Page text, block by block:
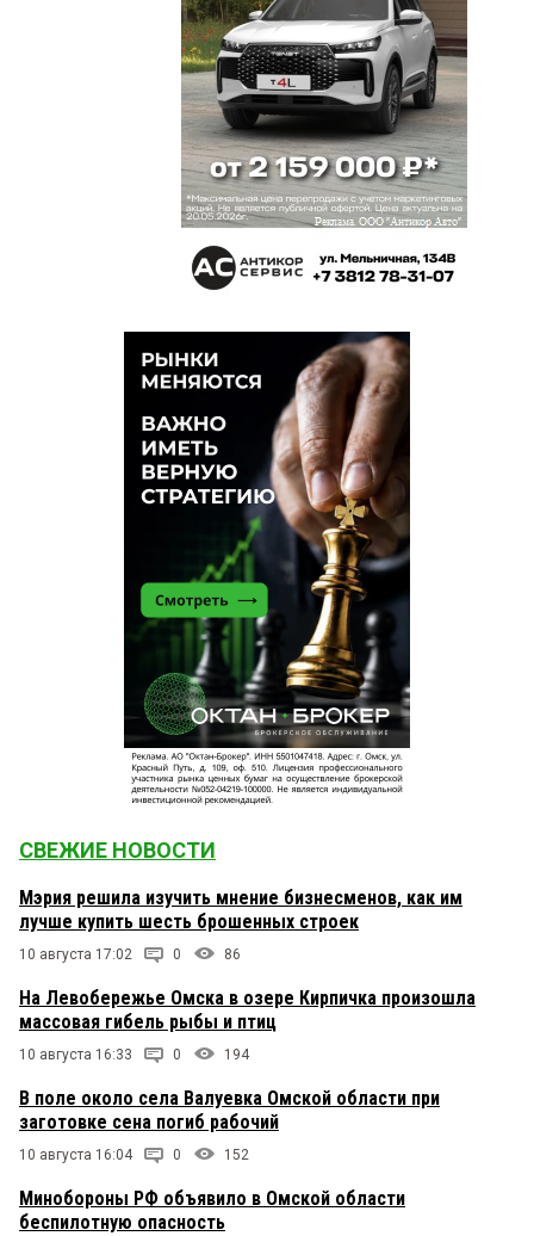
СВЕЖИЕ НОВОСТИ
Мэрия решила изучить мнение бизнесменов, как им
лучше купить шесть брошенных строек
10 августа 17:02 0 86
На Левобережье Омска в озере Кирпичка произошла
массовая гибель рыбы и птиц
10 августа 16:33 0 194
В поле около села Валуевка Омской области при
заготовке сена погиб рабочий
10 августа 16:04 0 152
Минобороны РФ объявило в Омской области
беспилотную опасность